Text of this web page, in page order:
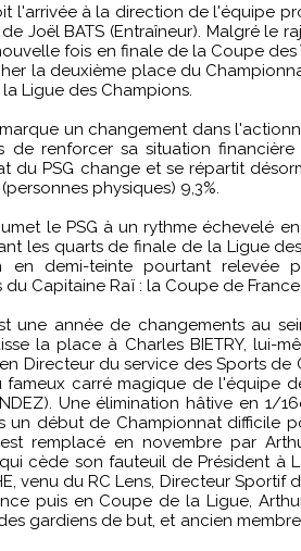
l'arrivée à la direction de l'équipe
Joël BATS (Entraîneur). Malgré le
fois en finale de la Coupe
la deuxième place du
Ligue des Champions.
un changement dans
de renforcer sa situation financière
du PSG change et se répartit
physiques) 9,3%.
le PSG à un rythme échevelé
les quarts de finale de la Ligue
en demi-teinte pourtant
Capitaine Raï : la Coupe de
une année de changements au
la place à Charles BIETRY, lui-
Directeur du service des Sports de
carré magique de l'équipe
Une élimination hâtive en
un début de Championnat difficile
remplacé en novembre par
cède son fauteuil de Président à
venu du RC Lens, Directeur
puis en Coupe de la Ligue,
gardiens de but, et ancien